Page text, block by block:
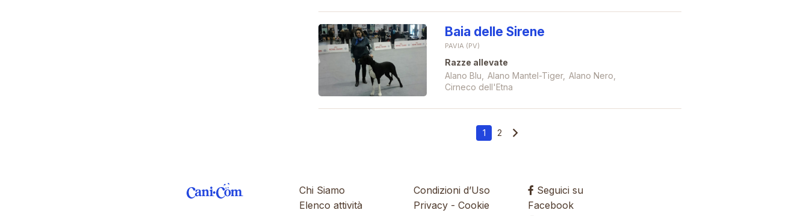
Baia delle Sirene
PAVIA (PV)
Razze allevate
Alano Blu
Alano Mantel-Tiger
Alano Nero
Cirneco dell'Etna
1 2
Chi Siamo
Elenco attività
Condizioni d’Uso
Privacy - Cookie
Seguici su
Facebook